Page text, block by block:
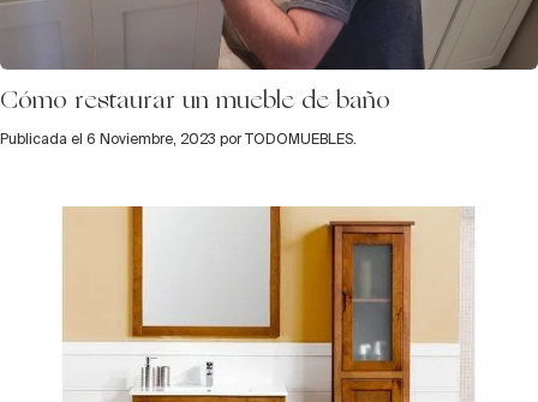
Cómo restaurar un mueble de baño
Publicada el 6 Noviembre, 2023 por TODOMUEBLES.